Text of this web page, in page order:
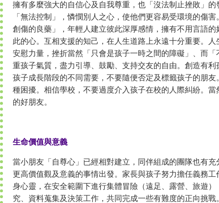
擁有多麼強大的自信心及自我尊重，也「沒法制止挫敗」
「無法控制」，憐憫別人之心，使他們更容易受環境的傷
創傷的良藥」，年輕人建立彼此深厚感情，擁有不用言語
此的心。互相支援的知己，在人生道路上永遠十分重要。
安慰力量，挫折當然「只會是孩子一時之間的障礙」、而
重孩子氣質，盡力引導、鼓勵、支持交友的自由。創造有
孩子成長階段的不同需要，不要隨便否定及標籤孩子的朋
種困擾。相信學校，不要過度介入孩子在校的人際糾紛。
的好朋友。
生命價值與意義
當小朋友「自尊心」已經相對建立，同伴組成的團隊也有
更高價值觀及意義的事情出發。家長與孩子努力擔任義務
身心靈，在安全範圍下進行集體冒險（遠足、露營、旅遊
究、資料蒐集及決策工作，共同完成一些有難度的正向挑